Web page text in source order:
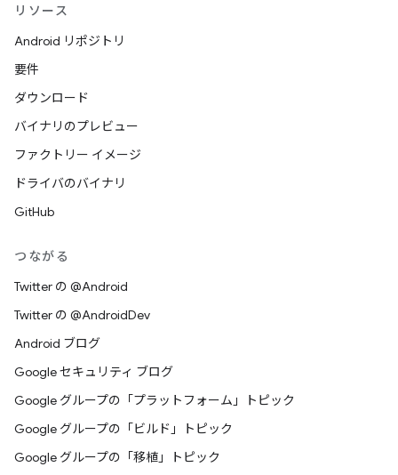
リソース
Android リポジトリ
要件
ダウンロード
バイナリのプレビュー
ファクトリー イメージ
ドライバのバイナリ
GitHub
つながる
Twitter の @Android
Twitter の @AndroidDev
Android ブログ
Google セキュリティ ブログ
Google グループの「プラットフォーム」トピック
Google グループの「ビルド」トピック
Google グループの「移植」トピック